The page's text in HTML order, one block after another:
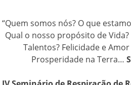
“Quem somos nós? O que
Qual o nosso propósito de
Talentos? Felicidade e
Prosperidade na Terra…